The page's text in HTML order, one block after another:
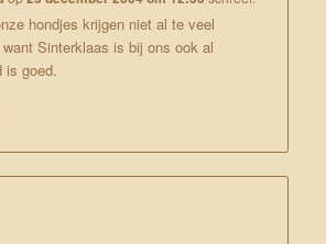
hondjes krijgen niet al te veel
Sinterklaas is bij ons ook al
is goed.